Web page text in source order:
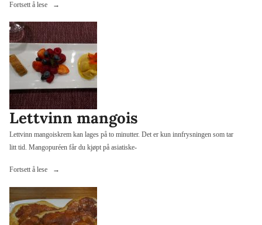
Fortsett å lese «Lammebollebiriyani»
Lettvinn mangois
Lettvinn mangoiskrem kan lages på to minutter. Det er kun innfrysningen som tar
litt tid. Mangopuréen får du kjøpt på asiatiske-
Fortsett å lese
«Lettvinn